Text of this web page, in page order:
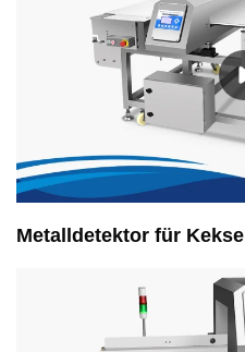
Metalldetektor für Kekse